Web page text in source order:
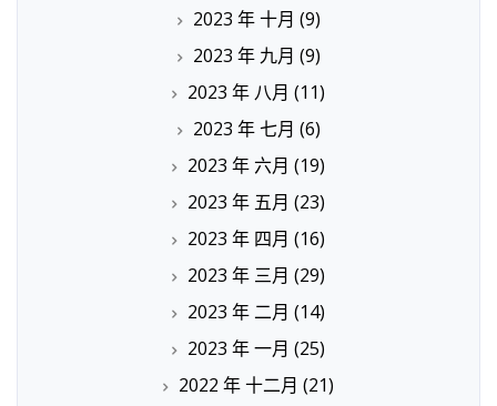
2023 年 十月 (9)
2023 年 九月 (9)
2023 年 八月 (11)
2023 年 七月 (6)
2023 年 六月 (19)
2023 年 五月 (23)
2023 年 四月 (16)
2023 年 三月 (29)
2023 年 二月 (14)
2023 年 一月 (25)
2022 年 十二月 (21)